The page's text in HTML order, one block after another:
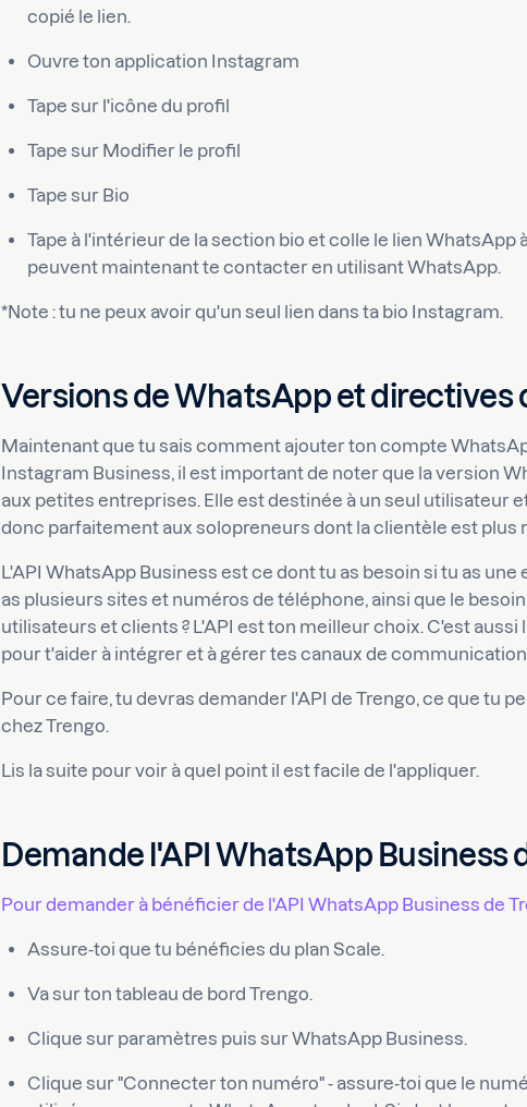
copié le lien.
Ouvre ton application Instagram
Tape sur l'icône du profil
Tape sur Modifier le profil
Tape sur Bio
Tape à l'intérieur de la section bio et colle le lien WhatsApp
peuvent maintenant te contacter en utilisant WhatsApp.
*Note : tu ne peux avoir qu'un seul lien dans ta bio Instagram.
Versions de WhatsApp et directives
Maintenant que tu sais comment ajouter ton compte
Instagram Business, il est important de noter que la version
aux petites entreprises. Elle est destinée à un seul utilisateur
donc parfaitement aux solopreneurs dont la clientèle est plus
L'API WhatsApp Business est ce dont tu as besoin si tu as
as plusieurs sites et numéros de téléphone, ainsi que le
utilisateurs et clients ? L'API est ton meilleur choix. C'est aussi
pour t'aider à intégrer et à gérer tes canaux de
Pour ce faire, tu devras demander l'API de Trengo, ce que tu
chez Trengo.
Lis la suite pour voir à quel point il est facile de l'appliquer.
Demande l'API WhatsApp Business
Pour demander à bénéficier de l'API WhatsApp Business de
Assure-toi que tu bénéficies du plan Scale.
Va sur ton tableau de bord Trengo.
Clique sur paramètres puis sur WhatsApp Business.
Clique sur "Connecter ton numéro" - assure-toi que le